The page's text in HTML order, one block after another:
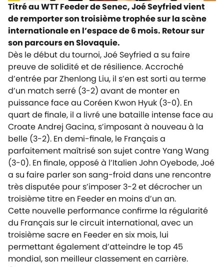
Titré au WTT Feeder de Senec, Joé Seyfried vient
de remporter son troisième trophée sur la scène
internationale en l’espace de 6 mois. Retour sur
son parcours en Slovaquie.
Dès le début du tournoi, Joé Seyfried a su faire
preuve de solidité et de résilience. Accroché
d’entrée par Zhenlong Liu, il s’en est sorti au terme
d’un match serré (3-2) avant de monter en
puissance face au Coréen Kwon Hyuk (3-0). En
quart de finale, il a livré une bataille intense face au
Croate Andrej Gacina, s’imposant à nouveau à la
belle (3-2). En demi-finale, le Français a
parfaitement maîtrisé son sujet contre Yang Wang
(3-0). En finale, opposé à l’Italien John Oyebode, Joé
a su faire parler son sang-froid dans une rencontre
très disputée pour s’imposer 3-2 et décrocher un
troisième titre en Feeder en moins d’un an.
Cette nouvelle performance confirme la régularité
du Français sur le circuit international, avec un
troisième sacre en Feeder en six mois, lui
permettant également d’atteindre le top 45
mondial, son meilleur classement en carrière.